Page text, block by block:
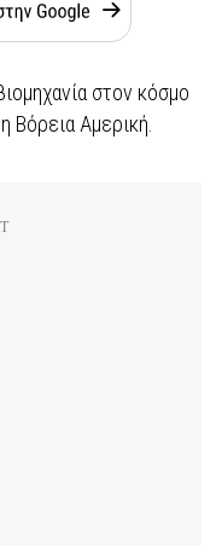
στον κόσμο
Βόρεια Αμερική.